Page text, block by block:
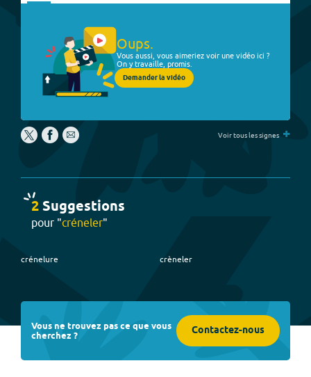
Oups.
Vous aussi, vous aimeriez voir une vidéo ici ?
On y travaille, promis.
Demander la vidéo
Voir tous les signes +
2Suggestions
pour "créneler"
crénelure crèneler
Vous ne trouvez pas ce que vous
cherchez ? Contactez-nous